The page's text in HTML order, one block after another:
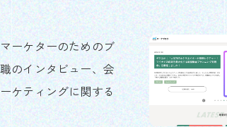
ーケターのためのブ
のインタビュー、会
ケティングに関する